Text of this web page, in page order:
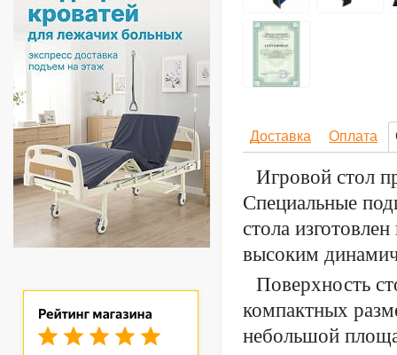
Доставка Оплата
Игровой стол
Специальные
стола
высоким
Поверхность
компактных
небольшой